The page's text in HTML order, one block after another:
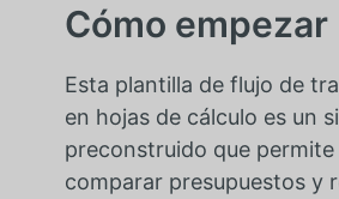
Cómo empezar
Esta plantilla de flujo de
en hojas de cálculo es un
preconstruido que permite
comparar presupuestos y